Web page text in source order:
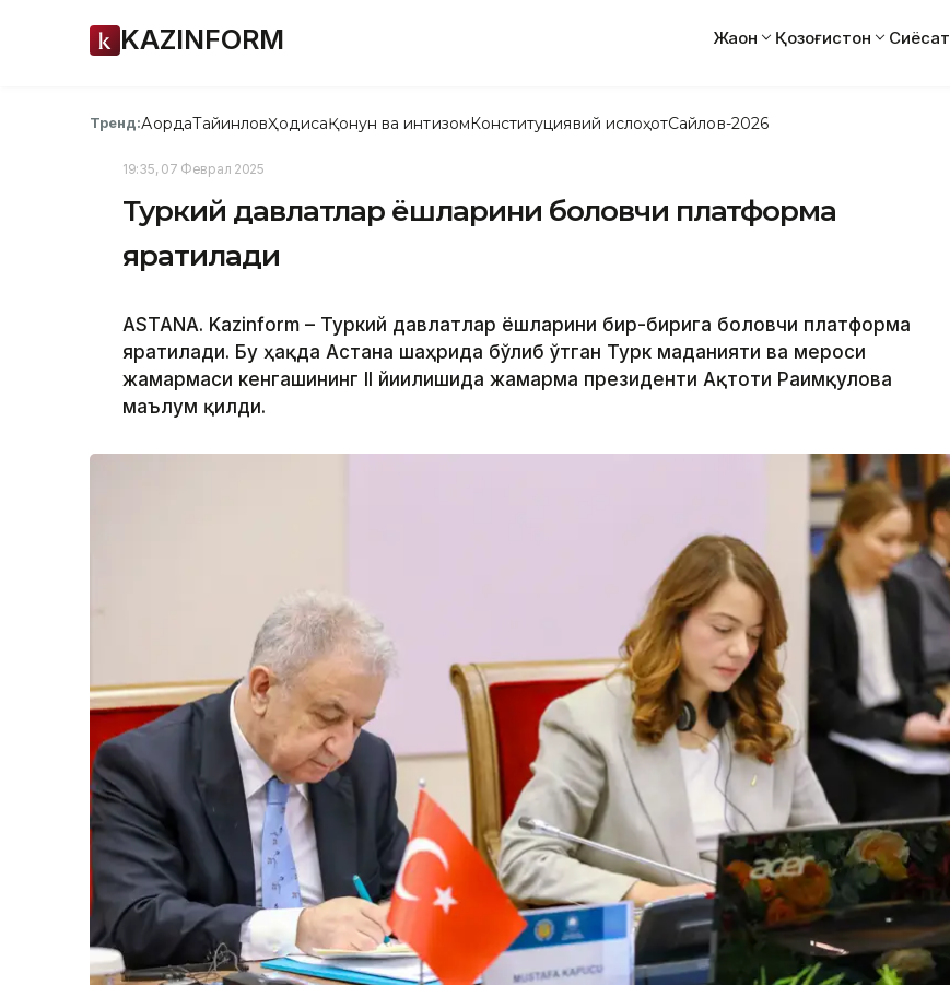
KAZINFORM Жаҳон Қозоғистон Сиёсат
Тренд:АқордаТайинловҲодисаҚонун ва интизомКонституциявий ислоҳотСайлов-2026
19:35, 07 Феврал 2025
Туркий давлатлар ёшларини боғловчи платформа
яратилади
ASTANA. Kazinform – Туркий давлатлар ёшларини бир-бирига боғловчи платформа
яратилади. Бу ҳақда Астана шаҳрида бўлиб ўтган Турк маданияти ва мероси
жамғармаси кенгашининг II йиғилишида жамғарма президенти Ақтоти Раимқулова
маълум қилди.